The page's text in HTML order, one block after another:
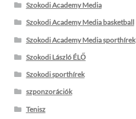
Szokodi Academy Media
Szokodi Academy Media basketball
Szokodi Academy Media sporthírek
Szokodi László ÉLŐ
Szokodi sporthírek
szponzorációk
Tenisz